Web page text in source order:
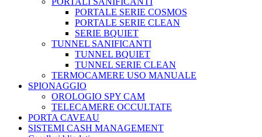
PORTALE SERIE COSMOS
PORTALE SERIE CLEAN
SERIE BQUIET
TUNNEL SANIFICANTI
TUNNEL BQUIET
TUNNEL SERIE CLEAN
TERMOCAMERE USO MANUALE
SPIONAGGIO
OROLOGIO SPY CAM
TELECAMERE OCCULTATE
PORTA CAVEAU
SISTEMI CASH MANAGEMENT